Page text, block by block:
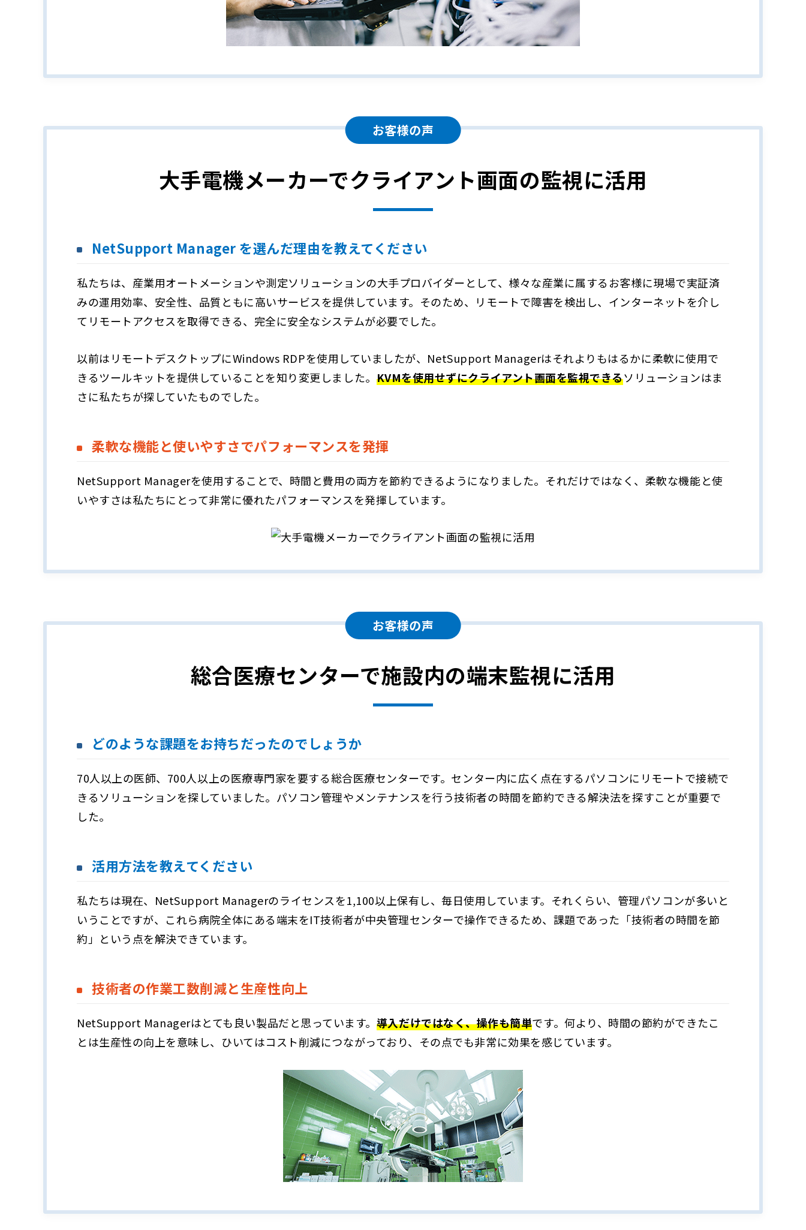
お客様の声
大手電機メーカーでクライアント画面の監視に活用
NetSupport Manager を選んだ理由を教えてください
私たちは、産業用オートメーションや測定ソリューションの大手プロバイダーとして、様々な産業に属するお客様に現場で実証済
みの運用効率、安全性、品質ともに高いサービスを提供しています。そのため、リモートで障害を検出し、インターネットを介し
てリモートアクセスを取得できる、完全に安全なシステムが必要でした。
以前はリモートデスクトップにWindows RDPを使用していましたが、NetSupport Managerはそれよりもはるかに柔軟に使用で
きるツールキットを提供していることを知り変更しました。 KVMを使用せずにクライアント画面を監視できるソリューションはま
さに私たちが探していたものでした。
柔軟な機能と使いやすさでパフォーマンスを発揮
NetSupport Managerを使用することで、時間と費用の両方を節約できるようになりました。それだけではなく、柔軟な機能と使
いやすさは私たちにとって非常に優れたパフォーマンスを発揮しています。
お客様の声
総合医療センターで施設内の端末監視に活用
どのような課題をお持ちだったのでしょうか
70人以上の医師、700人以上の医療専門家を要する総合医療センターです。センター内に広く点在するパソコンにリモートで接続で
きるソリューションを探していました。パソコン管理やメンテナンスを行う技術者の時間を節約できる解決法を探すことが重要で
した。
活用方法を教えてください
私たちは現在、NetSupport Managerのライセンスを1,100以上保有し、毎日使用しています。それくらい、管理パソコンが多いと
いうことですが、これら病院全体にある端末をIT技術者が中央管理センターで操作できるため、課題であった「技術者の時間を節
約」という点を解決できています。
技術者の作業工数削減と生産性向上
NetSupport Managerはとても良い製品だと思っています。 導入だけではなく、操作も簡単です。何より、時間の節約ができたこ
とは生産性の向上を意味し、ひいてはコスト削減につながっており、その点でも非常に効果を感じています。